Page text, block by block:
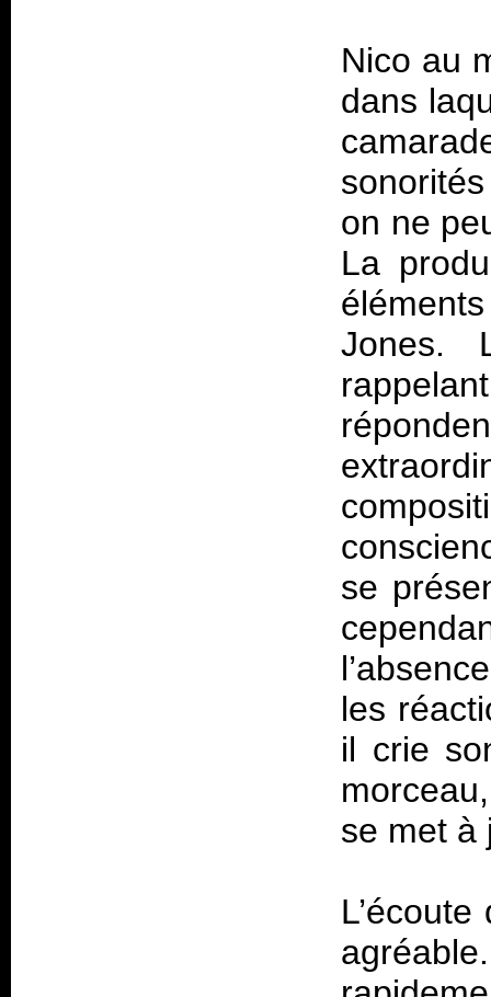
Nico au
dans
on ne
La
Jones.
se
les
il crie
se met à